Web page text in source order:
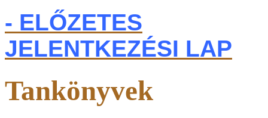
- ELŐZETES
JELENTKEZÉSI LAP
Tankönyvek